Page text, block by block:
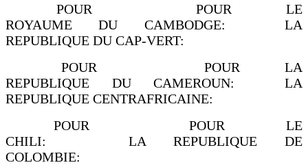
POUR POUR LE
ROYAUME DU CAMBODGE: LA
REPUBLIQUE DU CAP-VERT:
POUR POUR LA
REPUBLIQUE DU CAMEROUN: LA
REPUBLIQUE CENTRAFRICAINE:
POUR POUR LE
CHILI: LA REPUBLIQUE DE
COLOMBIE: